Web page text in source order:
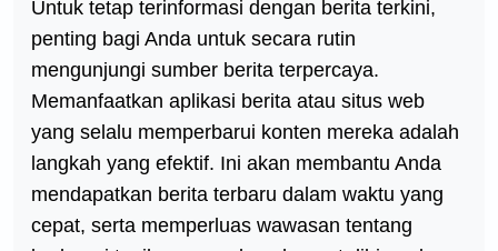
Untuk tetap terinformasi dengan berita terkini,
penting bagi Anda untuk secara rutin
mengunjungi sumber berita terpercaya.
Memanfaatkan aplikasi berita atau situs web
yang selalu memperbarui konten mereka adalah
langkah yang efektif. Ini akan membantu Anda
mendapatkan berita terbaru dalam waktu yang
cepat, serta memperluas wawasan tentang